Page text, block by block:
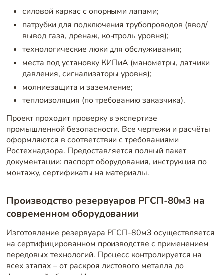
силовой каркас с опорными лапами;
патрубки для подключения трубопроводов (ввод/
вывод газа, дренаж, контроль уровня);
технологические люки для обслуживания;
места под установку КИПиА (манометры, датчики
давления, сигнализаторы уровня);
молниезащита и заземление;
теплоизоляция (по требованию заказчика).
Проект проходит проверку в экспертизе
промышленной безопасности. Все чертежи и расчёты
оформляются в соответствии с требованиями
Ростехнадзора. Предоставляется полный пакет
документации: паспорт оборудования, инструкция по
монтажу, сертификаты на материалы.
Производство резервуаров РГСП-80м3 на
современном оборудовании
Изготовление резервуара РГСП-80м3 осуществляется
на сертифицированном производстве с применением
передовых технологий. Процесс контролируется на
всех этапах – от раскроя листового металла до